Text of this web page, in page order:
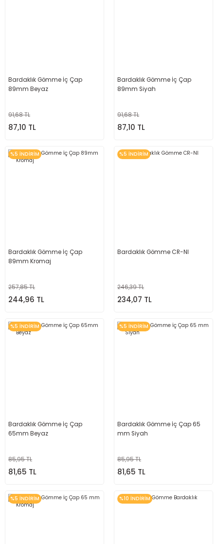
Bardaklık Gömme İç Çap
89mm Beyaz
91,68 TL
87,10 TL
Bardaklık Gömme İç Çap
89mm Siyah
91,68 TL
87,10 TL
%5 İNDİRİM
Bardaklık Gömme İç Çap
89mm Kromaj
257,85 TL
244,96 TL
%5 İNDİRİM
Bardaklık Gömme CR-NI
246,39 TL
234,07 TL
%5 İNDİRİM
Bardaklık Gömme İç Çap
65mm Beyaz
85,95 TL
81,65 TL
%5 İNDİRİM
Bardaklık Gömme İç Çap 65
mm Siyah
85,95 TL
81,65 TL
%5 İNDİRİM %10 İNDİRİM